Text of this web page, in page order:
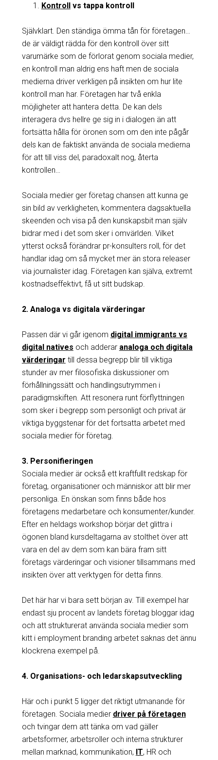
Kontrollvs tappa kontroll
Självklart. Den ständiga ömma tån för företagen…
de är väldigt rädda för den kontroll över sitt
varumärke som de förlorat genom sociala medier,
en kontroll man aldrig ens haft men de sociala
medierna driver verkligen på insikten om hur lite
kontroll man har. Företagen har två enkla
möjligheter att hantera detta. De kan dels
interagera dvs hellre ge sig in i dialogen än att
fortsätta hålla för öronen som om den inte pågår
dels kan de faktiskt använda de sociala medierna
för att till viss del, paradoxalt nog, återta
kontrollen…
Sociala medier ger företag chansen att kunna ge
sin bild av verkligheten, kommentera dagsaktuella
skeenden och visa på den kunskapsbit man själv
bidrar med i det som sker i omvärlden. Vilket
ytterst också förändrar pr-konsulters roll, för det
handlar idag om så mycket mer än stora releaser
via journalister idag. Företagen kan själva, extremt
kostnadseffektivt, få ut sitt budskap.
2. Analoga vs digitala värderingar
Passen där vi går igenom digital immigrants vs
digital natives och adderar analoga och digitala
värderingar till dessa begrepp blir till viktiga
stunder av mer filosofiska diskussioner om
förhållningssätt och handlingsutrymmen i
paradigmskiften. Att resonera runt förflyttningen
som sker i begrepp som personligt och privat är
viktiga byggstenar för det fortsatta arbetet med
sociala medier för företag.
3. Personifieringen
Sociala medier är också ett kraftfullt redskap för
företag, organisationer och människor att blir mer
personliga. En önskan som finns både hos
företagens medarbetare och konsumenter/kunder.
Efter en heldags workshop börjar det glittra i
ögonen bland kursdeltagarna av stolthet över att
vara en del av dem som kan bära fram sitt
företags värderingar och visioner tillsammans med
insikten över att verktygen för detta finns.
Det här har vi bara sett början av. Till exempel har
endast sju procent av landets företag bloggar idag
och att strukturerat använda sociala medier som
kitt i employment branding arbetet saknas det ännu
klockrena exempel på.
4. Organisations- och ledarskapsutveckling
Här och i punkt 5 ligger det riktigt utmanande för
företagen. Sociala medier driver på företagen
och tvingar dem att tänka om vad gäller
arbetsformer, arbetsroller och interna strukturer
mellan marknad, kommunikation, IT, HR och